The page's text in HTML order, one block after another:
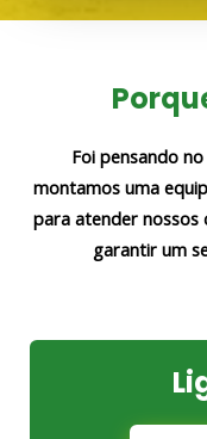
Foi pensando
montamos uma
para atender nossos
garantir um